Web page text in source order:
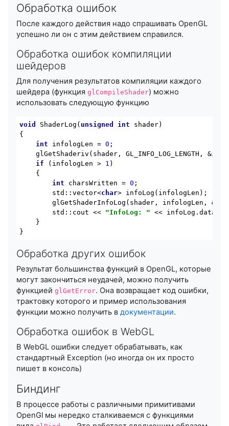
Обработка ошибок
После каждого действия надо спрашивать OpenGL
успешно ли он с этим действием справился.
Обработка ошибок компиляции
шейдеров
Для получения результатов компиляции каждого
шейдера (функция glCompileShader) можно
использовать следующую функцию
void ShaderLog ( unsigned int shader)
{
int infologLen = 0 ;
glGetShaderiv(shader, GL_INFO_LOG_LENGTH,
if (infologLen > 1 )
    {
int charsWritten = 0 ;
std ::vector<char> infoLog (infologLen) ;
glGetShaderInfoLog(shader, infologLen,
std :: cout << "InfoLog: " << infoLog.data()
    }
Обработка других ошибок
Результат большинства функций в OpenGL, которые
могут закончиться неудачей, можно получить
функцией glGetError. Она возвращает код ошибки,
трактовку которого и пример использования
функции можно получить в документации.
Обработка ошибок в WebGL
В WebGL ошибки следует обрабатывать, как
стандартный Exception (но иногда он их просто
пишет в консоль)
Биндинг
В процессе работы с различными примитивами
OpenGl мы нередко сталкиваемся с функциями